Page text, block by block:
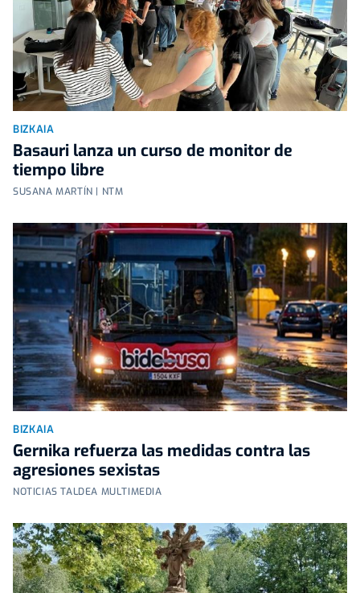
BIZKAIA
Basauri lanza un curso de monitor de
tiempo libre
SUSANA MARTÍN | NTM
BIZKAIA
Gernika refuerza las medidas contra las
agresiones sexistas
NOTICIAS TALDEA MULTIMEDIA